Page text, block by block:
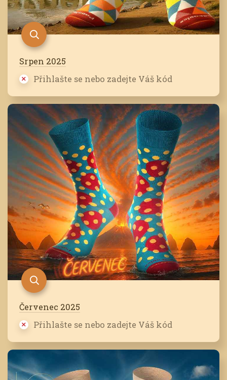
Srpen 2025
Přihlašte se nebo zadejte Váš kód
Červenec 2025
Přihlašte se nebo zadejte Váš kód